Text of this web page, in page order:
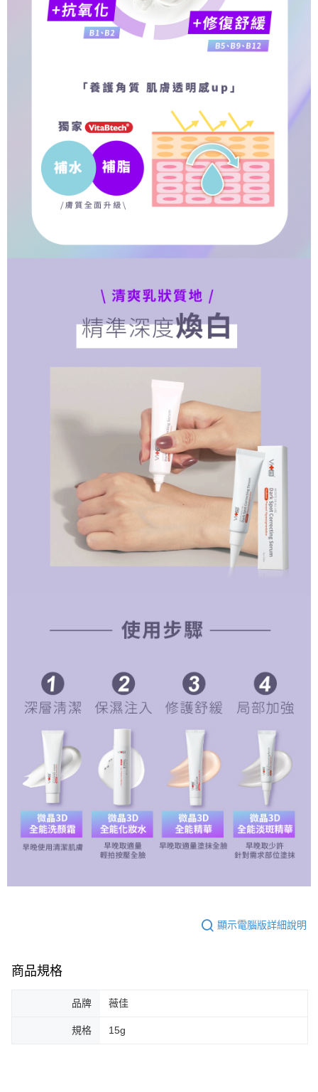
顯示電腦版詳細說明
商品規格
品牌 薇佳
規格 15g